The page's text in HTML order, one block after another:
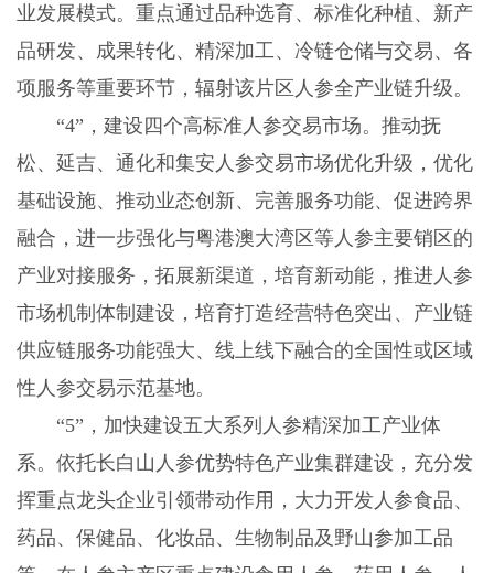
业发展模式。重点通过品种选育、标准化种植、新产
品研发、成果转化、精深加工、冷链仓储与交易、各
项服务等重要环节，辐射该片区人参全产业链升级。
“4”，建设四个高标准人参交易市场。推动抚
松、延吉、通化和集安人参交易市场优化升级，优化
基础设施、推动业态创新、完善服务功能、促进跨界
融合，进一步强化与粤港澳大湾区等人参主要销区的
产业对接服务，拓展新渠道，培育新动能，推进人参
市场机制体制建设，培育打造经营特色突出、产业链
供应链服务功能强大、线上线下融合的全国性或区域
性人参交易示范基地。
“5”，加快建设五大系列人参精深加工产业体
系。依托长白山人参优势特色产业集群建设，充分发
挥重点龙头企业引领带动作用，大力开发人参食品、
药品、保健品、化妆品、生物制品及野山参加工品